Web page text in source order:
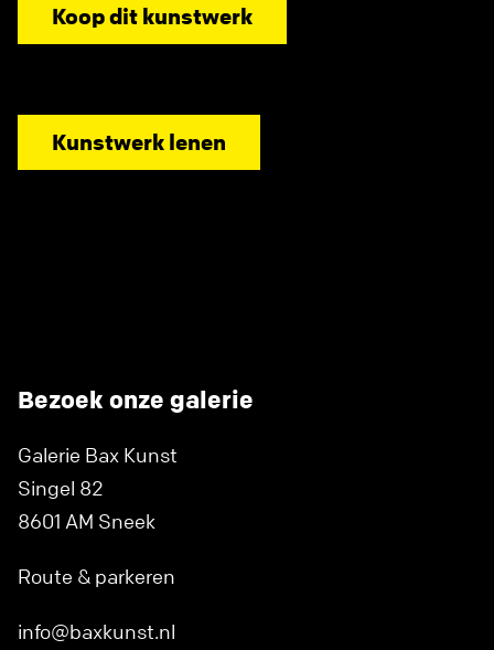
Koop dit kunstwerk
Kunstwerk lenen
Bezoek onze galerie
Galerie Bax Kunst
Singel 82
8601 AM Sneek
Route & parkeren
info@baxkunst.nl